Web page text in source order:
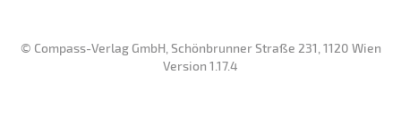
© Compass-Verlag GmbH, Schönbrunner Straße 231, 1120 Wien
Version 1.17.4